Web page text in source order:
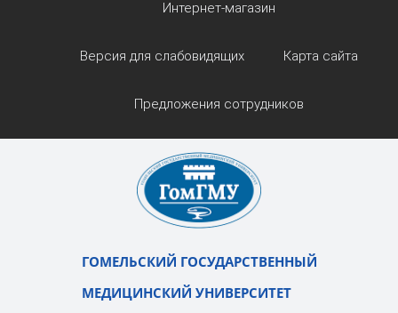
Интернет-магазин
Версия для слабовидящих Карта сайта
Предложения сотрудников
ГОМЕЛЬСКИЙ ГОСУДАРСТВЕННЫЙ
МЕДИЦИНСКИЙ УНИВЕРСИТЕТ